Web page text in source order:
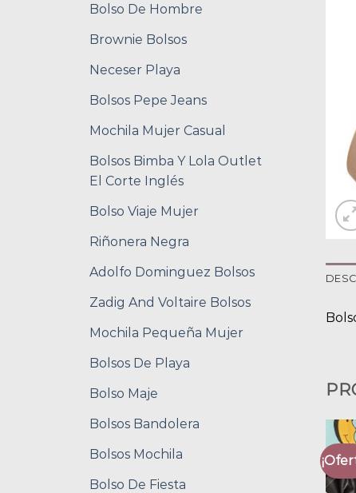
Bolso De Hombre
Brownie Bolsos
Neceser Playa
Bolsos Pepe Jeans
Mochila Mujer Casual
Bolsos Bimba Y Lola Outlet
El Corte Inglés
Bolso Viaje Mujer
Riñonera Negra
Adolfo Dominguez Bolsos
Zadig And Voltaire Bolsos
Mochila Pequeña Mujer
Bolsos De Playa
Bolso Maje
Bolsos Bandolera
Bolsos Mochila
Bolso De Fiesta